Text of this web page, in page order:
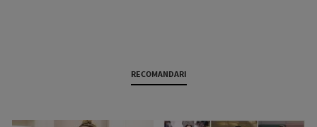
RECOMANDARI